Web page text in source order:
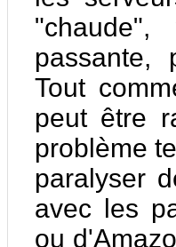
passante,
Tout
peut être
problème
paralyser
avec les
ou